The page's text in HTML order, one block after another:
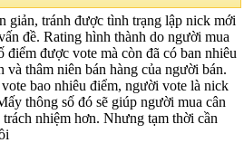
giản, tránh được tình trạng lập nick mới
đề. Rating hình thành do người mua
điểm được vote mà còn đã có ban nhiêu
thâm niên bán hàng của người bán.
bao nhiêu điểm, người vote là nick
thông số đó sẽ giúp người mua cân
nhiệm hơn. Nhưng tạm thời cần